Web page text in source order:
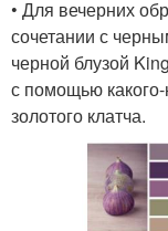
• Для вечерних
сочетании с
черной блузой
с помощью какого-
золотого клатча.